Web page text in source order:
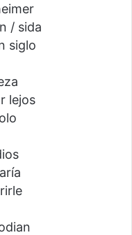
/ sida
siglo
lejos